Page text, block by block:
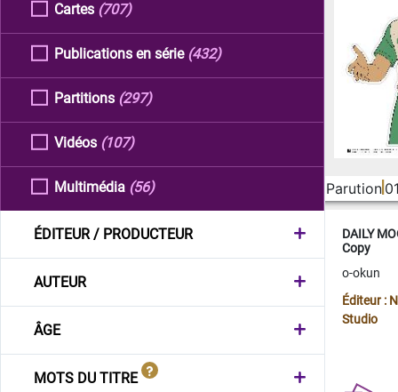
Cartes (707)
Publications en série (432)
Partitions (297)
Vidéos (107)
Multimédia (56)
ÉDITEUR / PRODUCTEUR
AUTEUR
ÂGE
MOTS DU TITRE
Parution
DAILY
Copy
o-okun
Éditeur :
Studio